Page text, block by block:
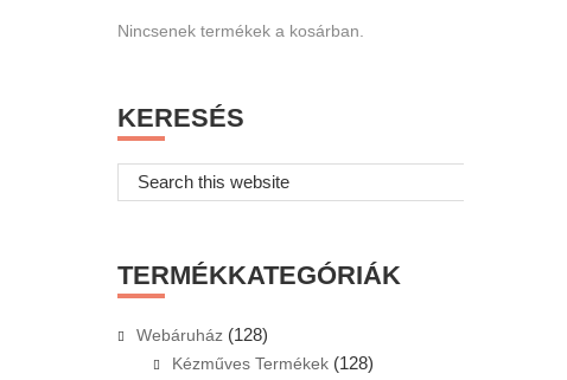
Nincsenek termékek a kosárban.
KERESÉS
Search
this
TERMÉKKATEGÓRIÁK
Webáruház (128)
Kézműves Termékek (128)